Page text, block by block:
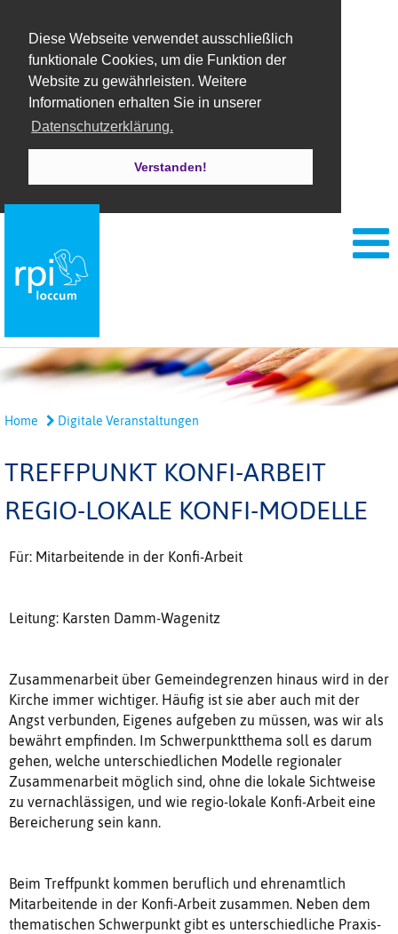
Diese Webseite verwendet ausschließlich
funktionale Cookies, um die Funktion der
Website zu gewährleisten. Weitere
Informationen erhalten Sie in unserer
Datenschutzerklärung.
Verstanden!
Home Digitale Veranstaltungen
TREFFPUNKT KONFI-ARBEIT
REGIO-LOKALE KONFI-MODELLE
Für: Mitarbeitende in der Konfi-Arbeit
Leitung: Karsten Damm-Wagenitz
Zusammenarbeit über Gemeindegrenzen hinaus wird in der
Kirche immer wichtiger. Häufig ist sie aber auch mit der
Angst verbunden, Eigenes aufgeben zu müssen, was wir als
bewährt empfinden. Im Schwerpunktthema soll es darum
gehen, welche unterschiedlichen Modelle regionaler
Zusammenarbeit möglich sind, ohne die lokale Sichtweise
zu vernachlässigen, und wie regio-lokale Konfi-Arbeit eine
Bereicherung sein kann.
Beim Treffpunkt kommen beruflich und ehrenamtlich
Mitarbeitende in der Konfi-Arbeit zusammen. Neben dem
thematischen Schwerpunkt gibt es unterschiedliche Praxis-